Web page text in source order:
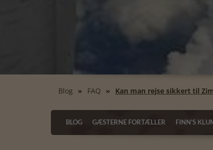
Blog FAQ Kan man rejse sikkert til
BLOG GÆSTERNE FORTÆLLER FINN'S